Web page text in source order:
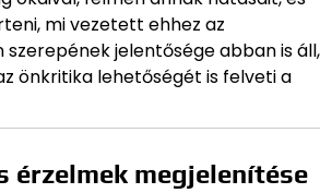
mi vezetett ehhez az
szerepének jelentősége abban is áll,
önkritika lehetőségét is felveti a
érzelmek megjelenítése